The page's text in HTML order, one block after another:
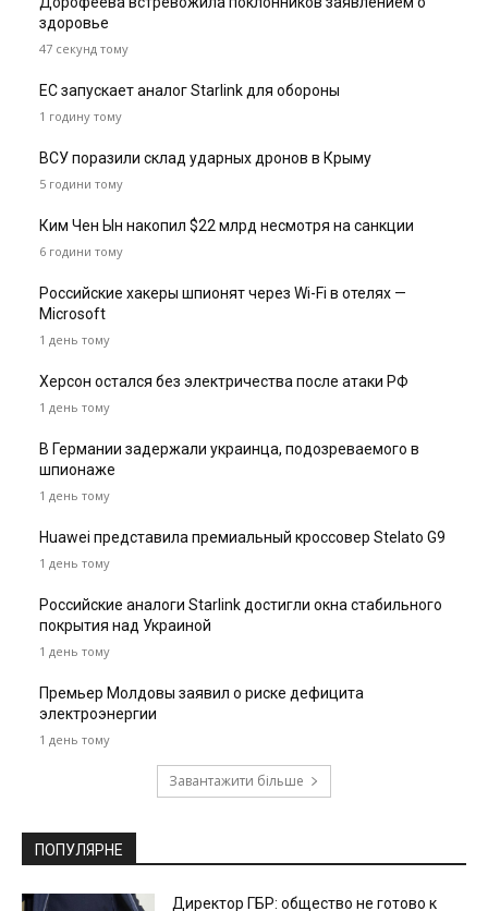
здоровье
47 секунд тому
ЕС запускает аналог Starlink для обороны
1 годину тому
ВСУ поразили склад ударных дронов в Крыму
5 години тому
Ким Чен Ын накопил $22 млрд несмотря на санкции
6 години тому
Российские хакеры шпионят через Wi-Fi в отелях —
Microsoft
1 день тому
Херсон остался без электричества после атаки РФ
1 день тому
В Германии задержали украинца, подозреваемого в
шпионаже
1 день тому
Huawei представила премиальный кроссовер Stelato G9
1 день тому
Российские аналоги Starlink достигли окна стабильного
покрытия над Украиной
1 день тому
Премьер Молдовы заявил о риске дефицита
электроэнергии
1 день тому
Завантажити більше
ПОПУЛЯРНЕ
Директор ГБР: общество не готово к